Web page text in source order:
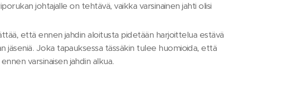
johtajalle on tehtävä, vaikka varsinainen jahti olisi
että ennen jahdin aloitusta pidetään harjoittelua estävä
jäseniä. Joka tapauksessa tässäkin tulee huomioida, että
varsinaisen jahdin alkua.